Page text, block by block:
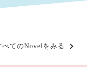
べてのNovelをみる